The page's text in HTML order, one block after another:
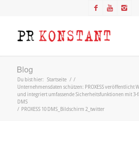
Blog
Du bist hier: Startseite / /
Unternehmensdaten schützen: PROXESS veröffentlicht
und integriert umfassende Sicherheitsfunktionen mit
DMS
/ PROXESS 10 DMS_Bildschirm 2_twitter